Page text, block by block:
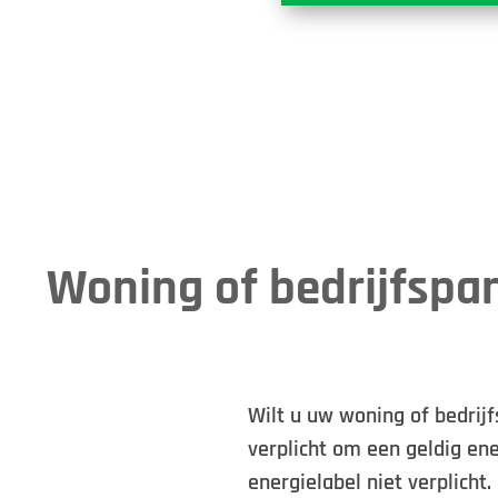
Woning of
Wilt u uw woning of
verplicht om een geldig
energielabel niet